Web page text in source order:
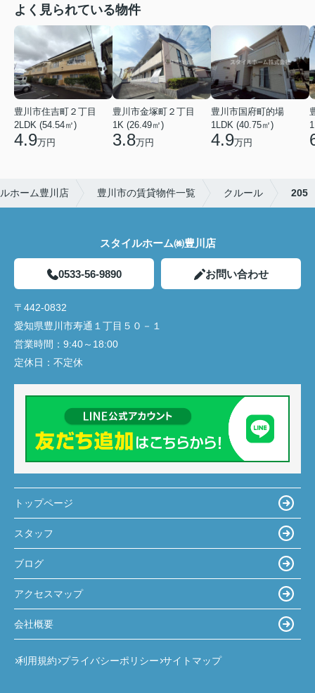
よく見られている物件
豊川市住吉町２丁目
2LDK (54.54㎡)
4.9万円
豊川市金塚町２丁目
1K (26.49㎡)
3.8万円
豊川市国府町的場
1LDK (40.75㎡)
4.9万円
ホーム豊川店 豊川市の賃貸物件一覧 クルール 205
スタイルホーム㈱豊川店
0533-56-9890 お問い合わせ
〒442-0832
愛知県豊川市寿通１丁目５０－１
営業時間： 9:40～18:00
定休日： 不定休
トップページ
スタッフ
ブログ
アクセスマップ
会社概要
利用規約 プライバシーポリシー サイトマップ